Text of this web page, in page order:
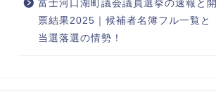
富士河口湖町議会議員選挙の速報と開
票結果2025｜候補者名簿フル一覧と
当選落選の情勢！